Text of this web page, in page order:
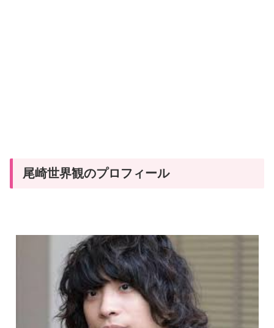
尾崎世界観のプロフィール